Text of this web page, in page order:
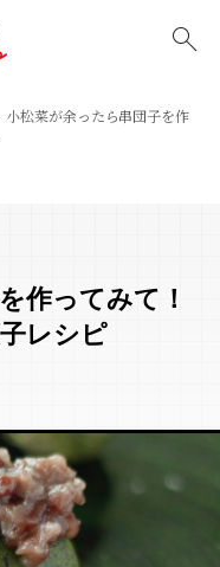
小松菜が余ったら串団子を作
作ってみて！
レシピ